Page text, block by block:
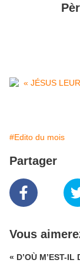
#Edito du mois
Partager
Vous
« D’OÙ M’EST-